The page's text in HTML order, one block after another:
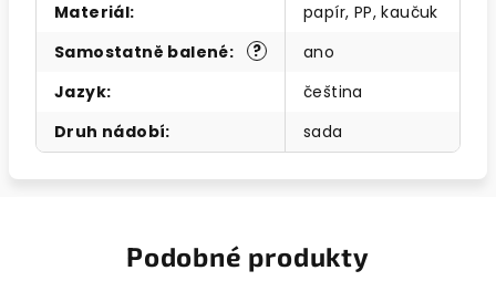
Materiál:
papír, PP, kaučuk
?
Samostatně balené:
ano
Jazyk:
čeština
Druh nádobí: sada
Podobné produkty